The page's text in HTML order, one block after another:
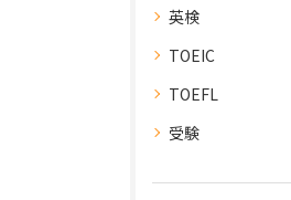
英検
TOEIC
TOEFL
受験